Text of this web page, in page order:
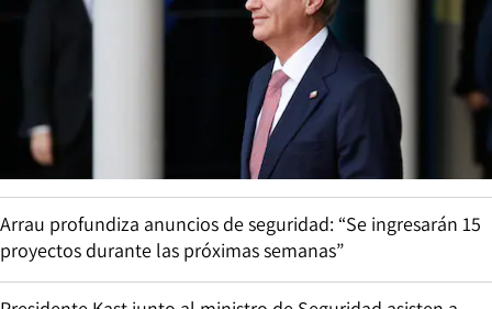
Arrau profundiza anuncios de seguridad: “Se ingresarán 15
proyectos durante las próximas semanas”